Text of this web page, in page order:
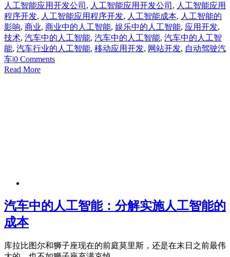
人工智能应用开发公司 , 人工智能应用开发公司 , 人工智能应用
程序开发, 人工智能应用程序开发, 人工智能成本, 人工智能的
影响, 商业, 商业中的人工智能, 娱乐中的人工智能, 应用开发,
技术, 汽车中的人工智能, 汽车中的人工智能, 汽车中的人工智
能, 汽车行业的人工智能, 移动应用开发, 网站开发, 自动驾驶汽
车|0 Comments
Read More
汽车中的人工智能：分解实施人工智能的
成本
库拉比图尔和狮子座现在的前庭莫里斯，还是在末日之前最伟